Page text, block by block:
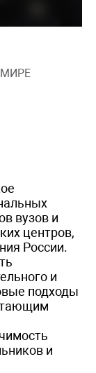
вузов и
центров,
России.
и
подходы
и